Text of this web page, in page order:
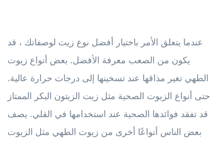
عندما يتعلق الأمر باختيار أفضل نوع زيت لوصفاتك ، قد
يكون من الصعب معرفة الأفضل. بعض أنواع زيوت
الطهي تغير مذاقها عند تسخينها إلى درجات حرارة عالية.
حتى أنواع الزيوت الصحية مثل زيت الزيتون البكر الممتاز
قد تفقد فوائدها الصحية عند استخدامها في القلي. يصف
بعض الناس أنواعًا أخرى من زيوت الطهي مثل الزيوت